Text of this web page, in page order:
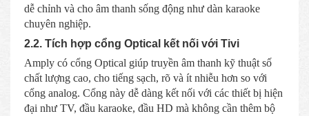
dễ chỉnh và cho âm thanh sống động như dàn karaoke
chuyên nghiệp.
2.2. Tích hợp cổng Optical kết nối với Tivi
Amply có cổng Optical giúp truyền âm thanh kỹ thuật số
chất lượng cao, cho tiếng sạch, rõ và ít nhiễu hơn so với
cổng analog. Cổng này dễ dàng kết nối với các thiết bị hiện
đại như TV, đầu karaoke, đầu HD mà không cần thêm bộ